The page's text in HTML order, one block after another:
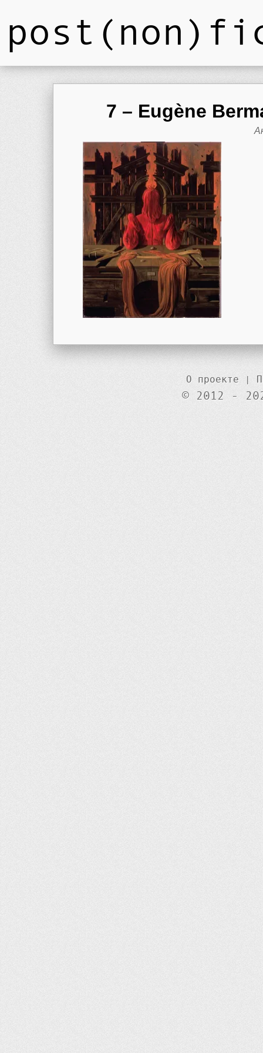
7 – Eugène
О проекте |
© 2012 -